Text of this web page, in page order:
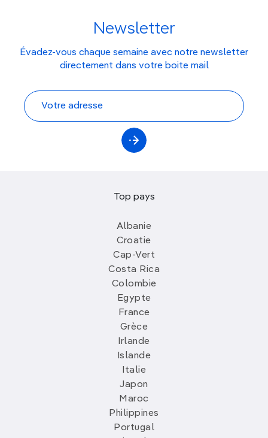
Newsletter
Évadez-vous chaque semaine avec notre newsletter
directement dans votre boite mail
Top pays
Albanie
Croatie
Cap-Vert
Costa Rica
Colombie
Egypte
France
Grèce
Irlande
Islande
Italie
Japon
Maroc
Philippines
Portugal